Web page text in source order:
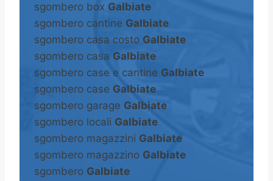
sgombero box Galbiate
sgombero cantine Galbiate
sgombero casa costo Galbiate
sgombero casa Galbiate
sgombero case e cantine Galbiate
sgombero case Galbiate
sgombero garage Galbiate
sgombero locali Galbiate
sgombero magazzini Galbiate
sgombero magazzino Galbiate
sgombero Galbiate